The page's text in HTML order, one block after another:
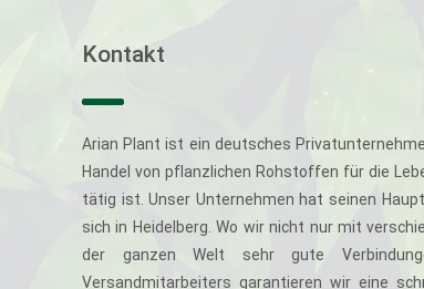
Kontakt
Arian Plant ist ein deutsches
Handel von pflanzlichen Rohstoffen für die
tätig ist. Unser Unternehmen hat seinen
sich in Heidelberg. Wo wir nicht nur mit
der ganzen Welt sehr gute
Versandmitarbeiters garantieren wir eine